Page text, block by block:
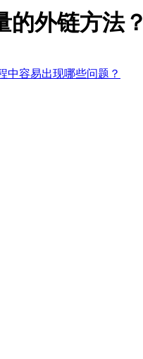
的外链方法？
中容易出现哪些问题？